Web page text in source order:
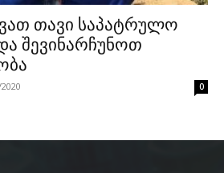
თავი საპატრულო
შევინარჩუნოთ
0